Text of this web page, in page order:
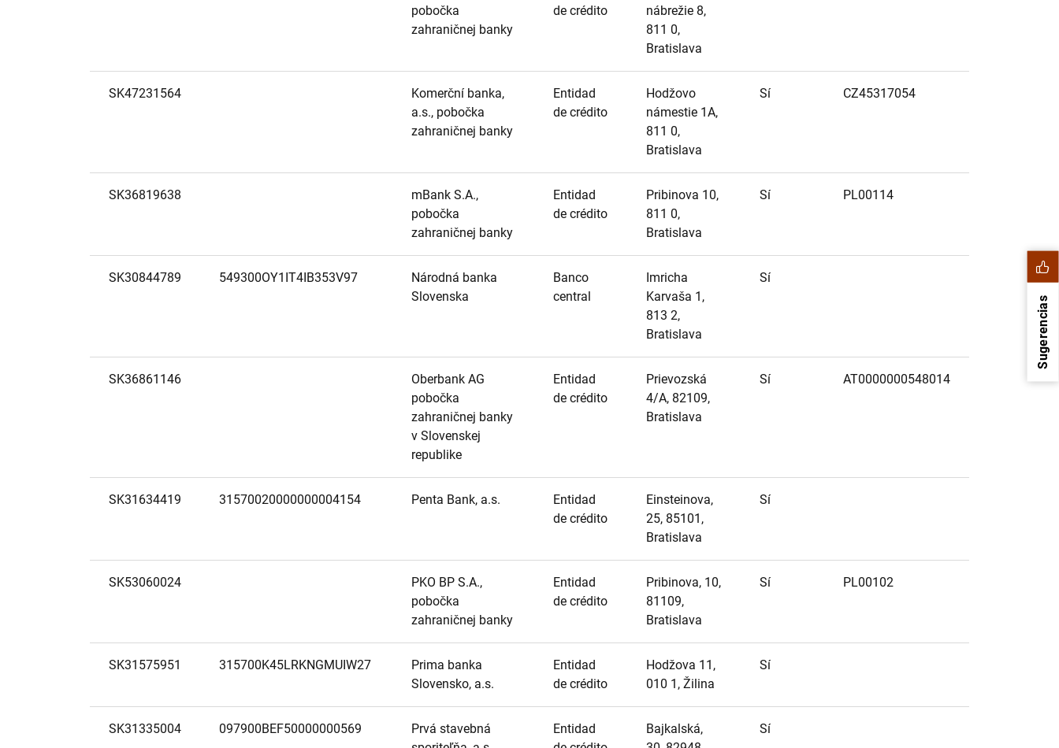
pobočka
zahraničnej banky
de crédito
nábrežie 8,
811 0,
Bratislava
SK47231564
Komerční banka,
a.s., pobočka
zahraničnej banky
Entidad
de crédito
Hodžovo
námestie 1A,
811 0,
Bratislava
Sí CZ45317054
SK36819638
mBank S.A.,
pobočka
zahraničnej banky
Entidad
de crédito
Pribinova 10,
811 0,
Bratislava
Sí PL00114
SK30844789 549300OY1IT4IB353V97
Národná banka
Slovenska
Banco
central
Imricha
Karvaša 1,
813 2,
Bratislava
Sí
SK36861146
Oberbank AG
pobočka
zahraničnej banky
v Slovenskej
republike
Entidad
de crédito
Prievozská
4/A, 82109,
Bratislava
Sí AT0000000548014
SK31634419 31570020000000004154 Penta Bank, a.s.
Entidad
de crédito
Einsteinova,
25, 85101,
Bratislava
Sí
SK53060024
PKO BP S.A.,
pobočka
zahraničnej banky
Entidad
de crédito
Pribinova, 10,
81109,
Bratislava
Sí PL00102
SK31575951 315700K45LRKNGMUIW27
Prima banka
Slovensko, a.s.
Entidad
de crédito
Hodžova 11,
010 1, Žilina
Sí
SK31335004 097900BEF50000000569
Prvá stavebná
Entidad
Bajkalská,
Sí
Sugerencias